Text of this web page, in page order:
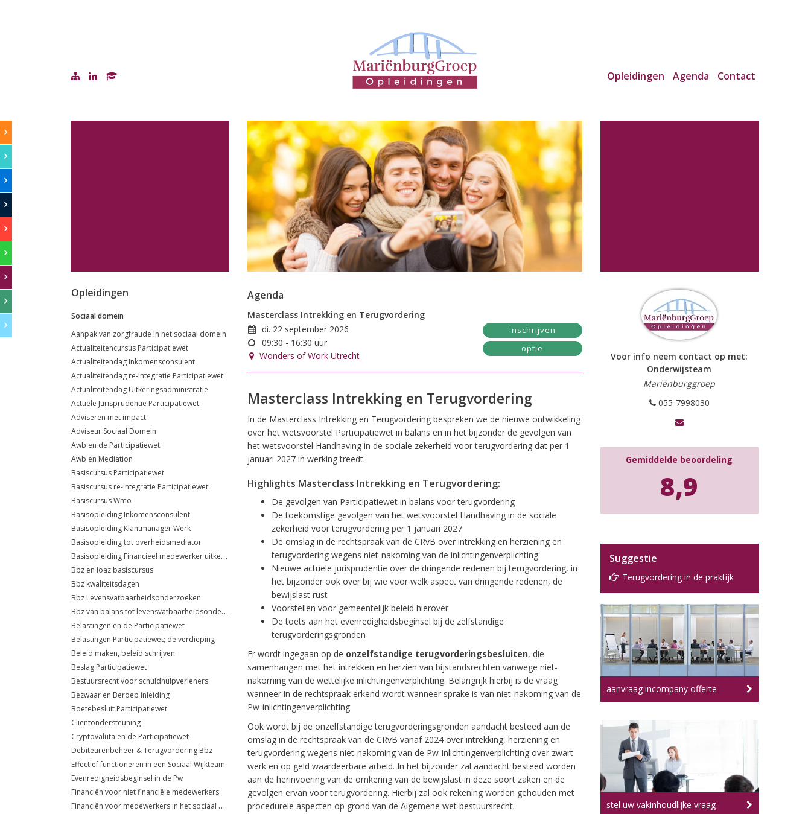
Opleidingen Agenda Contact
Opleidingen
Sociaal domein
Aanpak van zorgfraude in het sociaal domein
Actualiteitencursus Participatiewet
Actualiteitendag Inkomensconsulent
Actualiteitendag re-integratie Participatiewet
Actualiteitendag Uitkeringsadministratie
Actuele Jurisprudentie Participatiewet
Adviseren met impact
Adviseur Sociaal Domein
Awb en de Participatiewet
Awb en Mediation
Basiscursus Participatiewet
Basiscursus re-integratie Participatiewet
Basiscursus Wmo
Basisopleiding Inkomensconsulent
Basisopleiding Klantmanager Werk
Basisopleiding tot overheidsmediator
Basisopleiding Financieel medewerker uitkeringsadministratie
Bbz en Ioaz basiscursus
Bbz kwaliteitsdagen
Bbz Levensvatbaarheidsonderzoeken
Bbz van balans tot levensvatbaarheidsonderzoek
Belastingen en de Participatiewet
Belastingen Participatiewet; de verdieping
Beleid maken, beleid schrijven
Beslag Participatiewet
Bestuursrecht voor schuldhulpverleners
Bezwaar en Beroep inleiding
Boetebesluit Participatiewet
Cliëntondersteuning
Cryptovaluta en de Participatiewet
Debiteurenbeheer & Terugvordering Bbz
Effectief functioneren in een Sociaal Wijkteam
Evenredigheidsbeginsel in de Pw
Financiën voor niet financiële medewerkers
Financiën voor medewerkers in het sociaal domein
Agenda
Masterclass Intrekking en Terugvordering
di. 22 september 2026
09:30 - 16:30 uur
Wonders of Work Utrecht
inschrijven
optie
Masterclass Intrekking en Terugvordering
In de Masterclass Intrekking en Terugvordering bespreken we de nieuwe ontwikkeling
over het wetsvoorstel Participatiewet in balans en in het bijzonder de gevolgen van
het wetsvoorstel Handhaving in de sociale zekerheid voor terugvordering dat per 1
januari 2027 in werking treedt.
Highlights Masterclass Intrekking en Terugvordering:
De gevolgen van Participatiewet in balans voor terugvordering
De toekomstige gevolgen van het wetsvoorstel Handhaving in de sociale
zekerheid voor terugvordering per 1 januari 2027
De omslag in de rechtspraak van de CRvB over intrekking en herziening en
terugvordering wegens niet-nakoming van de inlichtingenverplichting
Nieuwe actuele jurisprudentie over de dringende redenen bij terugvordering, in
het bijzonder ook over bij wie voor welk aspect van dringende redenen, de
bewijslast rust
Voorstellen voor gemeentelijk beleid hierover
De toets aan het evenredigheidsbeginsel bij de zelfstandige
terugvorderingsgronden
Er wordt ingegaan op de onzelfstandige terugvorderingsbesluiten, die
samenhangen met het intrekken en herzien van bijstandsrechten vanwege niet-
nakoming van de wettelijke inlichtingenverplichting. Belangrijk hierbij is de vraag
wanneer in de rechtspraak erkend wordt wanneer sprake is van niet-nakoming van de
Pw-inlichtingenverplichting.
Ook wordt bij de onzelfstandige terugvorderingsgronden aandacht besteed aan de
omslag in de rechtspraak van de CRvB vanaf 2024 over intrekking, herziening en
terugvordering wegens niet-nakoming van de Pw-inlichtingenverplichting over zwart
werk en op geld waardeerbare arbeid. In het bijzonder zal aandacht besteed worden
aan de herinvoering van de omkering van de bewijslast in deze soort zaken en de
gevolgen ervan voor terugvordering. Hierbij zal ook rekening worden gehouden met
procedurele aspecten op grond van de Algemene wet bestuursrecht.
Voor info neem contact op met:
Onderwijsteam
Mariënburggroep
055-7998030
Gemiddelde beoordeling
8,9
Suggestie
Terugvordering in de praktijk
aanvraag incompany offerte
stel uw vakinhoudlijke vraag